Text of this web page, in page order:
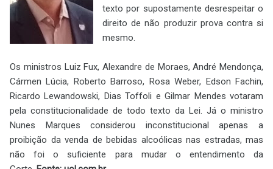
texto por supostamente desrespeitar o
direito de não produzir prova contra si
mesmo.
Os ministros Luiz Fux, Alexandre de Moraes, André Mendonça,
Cármen Lúcia, Roberto Barroso, Rosa Weber, Edson Fachin,
Ricardo Lewandowski, Dias Toffoli e Gilmar Mendes votaram
pela constitucionalidade de todo texto da Lei. Já o ministro
Nunes Marques considerou inconstitucional apenas a
proibição da venda de bebidas alcoólicas nas estradas, mas
não foi o suficiente para mudar o entendimento da